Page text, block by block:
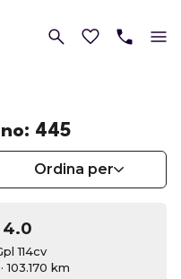
445
Ordina per
4.0
114cv
103.170 km